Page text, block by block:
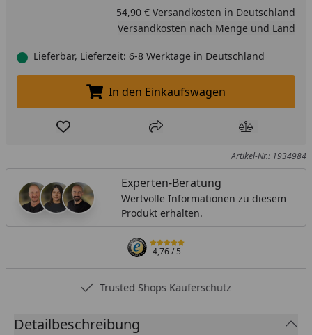
54,90 € Versandkosten in Deutschland
Versandkosten nach Menge und Land
Lieferbar, Lieferzeit: 6-8 Werktage in Deutschland
In den Einkaufswagen legen
In den Einkaufswagen
Produkt zur Wunschliste hinzufügen
Teilen Produkt
Artikel-Nr.: 1934984
Experten-Beratung
Wertvolle Informationen zu diesem
Produkt erhalten.
4,76/ 5
Trusted Shops Käuferschutz
Detailbeschreibung